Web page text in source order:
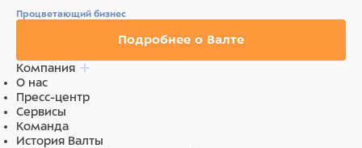
НЕ ДОПУСКАЕТСЯ уборка покрытия из нержавеющей
хлорсодержащими средствами. Данные средства могут
вызвать коррозию металла и повреждение
поверхностей.
РЕКОМЕНДУЕМ использовать: Лайна, Мелисептол, а также
кислородактивные дезинфектанты.
Процветающий бизнес
Подробнее о Валте
Компания
О нас
Пресс-центр
Сервисы
Команда
История Валты